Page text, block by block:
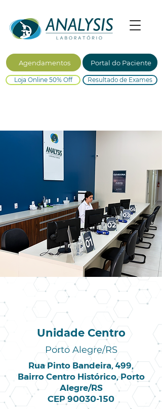
Agendamentos Portal do Paciente
Loja Online 50% Off Resultado de Exames
Unidade Centro
Porto Alegre/RS
Rua Pinto Bandeira, 499,
Bairro Centro Histórico, Porto
Alegre/RS
CEP 90030-150